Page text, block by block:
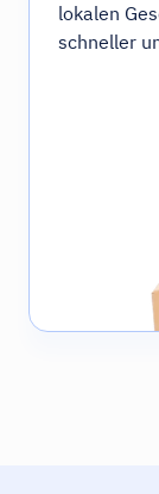
lokalen
schneller